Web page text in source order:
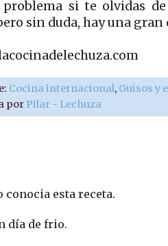
si te olvidas
sin duda, hay una
Cocina internacional, Guisos y
por Pilar - Lechuza
conocia esta receta.
día de frio.